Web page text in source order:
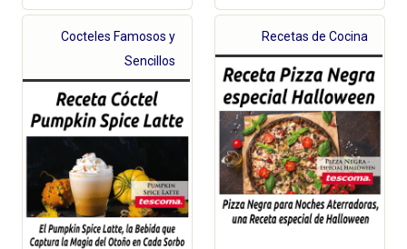
Cocteles Famosos y
Sencillos
Recetas de Cocina